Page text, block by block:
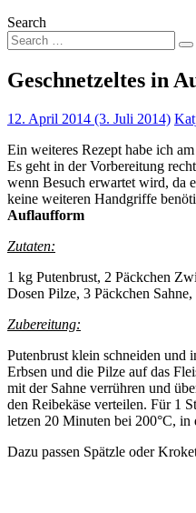
Search
Geschnetzeltes in
12. April 2014 (3. Juli 2014)
Ein weiteres Rezept habe ich
Es geht in der Vorbereitung
wenn Besuch erwartet wird, da
keine weiteren Handgriffe
Auflaufform
Zutaten:
1 kg Putenbrust, 2 Päckchen
Dosen Pilze, 3 Päckchen
Zubereitung:
Putenbrust klein schneiden und
Erbsen und die Pilze auf das
mit der Sahne verrühren und
den Reibekäse verteilen. Für 1
letzen 20 Minuten bei 200°C, in
Dazu passen Spätzle oder